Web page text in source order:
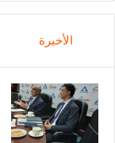
الأخيرة